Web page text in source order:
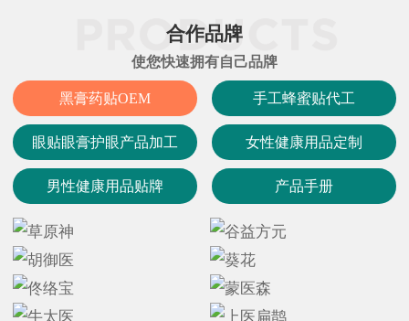
合作品牌
使您快速拥有自己品牌
黑膏药贴OEM 手工蜂蜜贴代工
眼贴眼膏护眼产品加工 女性健康用品定制
男性健康用品贴牌 产品手册